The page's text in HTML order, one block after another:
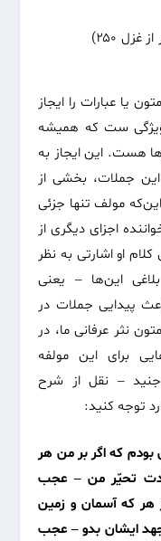
غزل ۲۵۰)
یا عبارات را ایجاز
ست که همیشه
هست. این ایجاز به
جملات، بخشی از
مولف تنها جزئی
اجزای دیگری از
او اشارتی به نظر
این‌ها – یعنی
پیدایی جملات در
نثر عرفانی ما، در
برای این مولفه
– نقل از شرح
توجه کنید:
که اگر بر من هر
تحیّر من – عجب
هر که آسمان و زمین
ایشان بدو – عجب